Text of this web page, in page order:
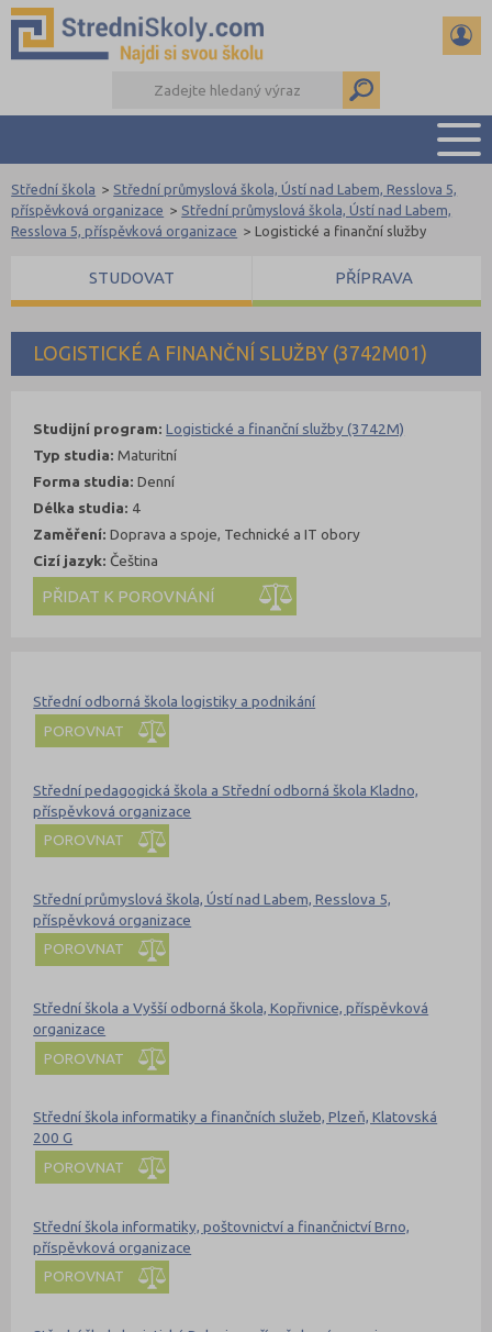
PŘEHLED ŠKOL
PŘÍPRAVA NA PŘIJÍMAČKY
DŮLEŽITÉ TERMÍNY
REFERÁTY A SEMINÁRKY
DALŠÍ DRUHY ŠKOL
LOGISTICKÉ A FINANČNÍ SLUŽBY (3742M01)
Střední škola > Střední průmyslová škola, Ústí nad Labem, Resslova 5,
příspěvková organizace > Střední průmyslová škola, Ústí nad Labem,
Resslova 5, příspěvková organizace > Logistické a finanční služby
Studijní program:Logistické a finanční služby (3742M)
Typ studia:Maturitní
Forma studia:Denní
Délka studia: 4
Zaměření:Doprava a spoje, Technické a IT obory
Cizí jazyk:Čeština
STUDOVAT PŘÍPRAVA
Střední odborná škola logistiky a podnikání
POROVNAT
Střední pedagogická škola a Střední odborná škola Kladno,
příspěvková organizace
POROVNAT
Střední průmyslová škola, Ústí nad Labem, Resslova 5,
příspěvková organizace
POROVNAT
Střední škola a Vyšší odborná škola, Kopřivnice, příspěvková
organizace
POROVNAT
Střední škola informatiky a finančních služeb, Plzeň, Klatovská
200 G
POROVNAT
Střední škola informatiky, poštovnictví a finančnictví Brno,
příspěvková organizace
POROVNAT